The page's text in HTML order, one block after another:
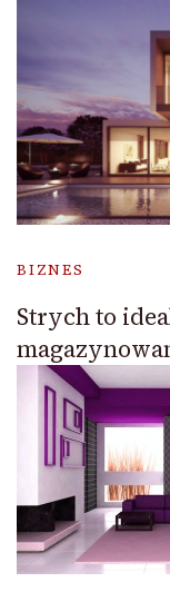
BIZNES
Strych to